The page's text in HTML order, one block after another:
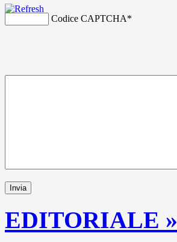
Codice CAPTCHA*
EDITORIALE »